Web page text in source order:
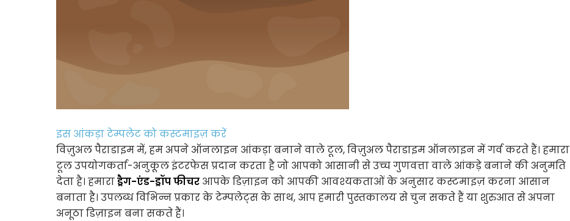
इस आंकड़ा टेम्पलेट को कस्टमाइज़ करें
विज़ुअल पैराडाइम में, हम अपने ऑनलाइन आंकड़ा बनाने वाले टूल, विज़ुअल पैराडाइम ऑनलाइन में गर्व करते हैं। हमारा
टूल उपयोगकर्ता-अनुकूल इंटरफेस प्रदान करता है जो आपको आसानी से उच्च गुणवत्ता वाले आंकड़े बनाने की अनुमति
देता है। हमाराड्रैग-एंड-ड्रॉप फीचर आपके डिज़ाइन को आपकी आवश्यकताओं के अनुसार कस्टमाइज़ करना आसान
बनाता है। उपलब्ध विभिन्न प्रकार के टेम्पलेट्स के साथ, आप हमारी पुस्तकालय से चुन सकते हैं या शुरुआत से अपना
अनूठा डिज़ाइन बना सकते हैं।